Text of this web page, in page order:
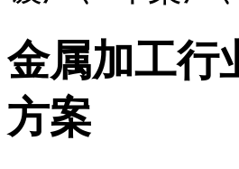
金属加工行
方案